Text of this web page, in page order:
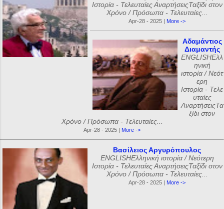
Ιστορία - Τελευταίες ΑναρτήσειςΤαξίδι στον
Χρόνο / Πρόσωπα - Τελευταίες...
Apr-28 - 2025 | More ->
Αδαμάντιος
Διαμαντής
ENGLISHΕλλ
ηνική
ιστορία / Νεότ
ερη
Ιστορία - Τελε
υταίες
ΑναρτήσειςΤα
ξίδι στον
Χρόνο / Πρόσωπα - Τελευταίες...
Apr-28 - 2025 | More ->
Βασίλειος Αργυρόπουλος
ENGLISHΕλληνική ιστορία / Νεότερη
Ιστορία - Τελευταίες ΑναρτήσειςΤαξίδι στον
Χρόνο / Πρόσωπα - Τελευταίες...
Apr-28 - 2025 | More ->